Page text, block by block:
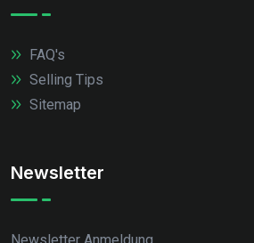
FAQ's
Selling Tips
Sitemap
Newsletter